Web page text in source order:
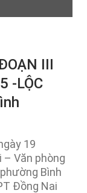
III
-LỘC
19
– Văn phòng
Bình
Đồng Nai